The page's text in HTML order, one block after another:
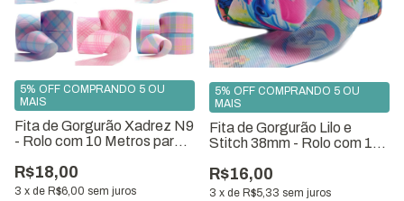
Fita de Gorgurão Xadrez N9
- Rolo com 10 Metros para
R$18,00
3 x de R$6,00 sem juros
5% OFF COMPRANDO 5 OU
MAIS
Fita de Gorgurão Lilo e
Stitch 38mm - Rolo com 10
R$16,00
3 x de R$5,33 sem juros
5% OFF COMPRANDO 5 OU
MAIS